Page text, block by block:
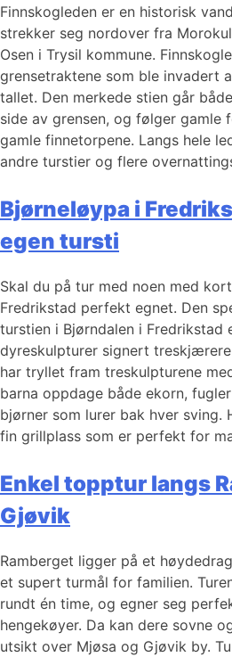
Finnskogleden er en historisk
strekker seg nordover fra
Osen i Trysil kommune.
grensetraktene som ble invadert
tallet. Den merkede stien går
side av grensen, og følger gamle
gamle finnetorpene. Langs hele
andre turstier og flere
Bjørneløypa i
egen tursti
Skal du på tur med noen med
Fredrikstad perfekt egnet. Den
turstien i Bjørndalen i Fredrikstad
dyreskulpturer signert
har tryllet fram treskulpturene
barna oppdage både ekorn,
bjørner som lurer bak hver sving.
fin grillplass som er perfekt for
Enkel topptur langs
Gjøvik
Ramberget ligger på et
et supert turmål for familien.
rundt én time, og egner seg
hengekøyer. Da kan dere sovne
utsikt over Mjøsa og Gjøvik by.